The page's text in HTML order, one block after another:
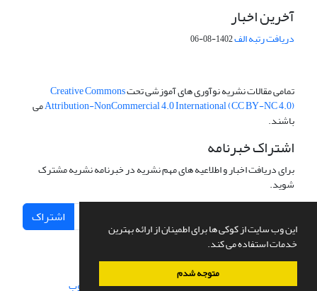
این وب سایت از کوکی ها برای اطمینان از ارائه بهترین
خدمات استفاده می کند.
متوجه شدم
آخرین اخبار
دریافت رتبه الف1402-08-06
تمامی مقالات نشریه نوآوری های آموزشی تحتCreative Commons
Attribution-NonCommercial 4.0 International (CC BY-NC 4.0)می
باشند.
اشتراک خبرنامه
برای دریافت اخبار و اطلاعیه های مهم نشریه در خبرنامه نشریه مشترک
شوید.
اشتراک
سامانه مدیریت نشریات علمی.طراحی و پیاده سازی از سیناوب